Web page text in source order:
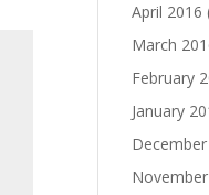
April 2016
March
February
January